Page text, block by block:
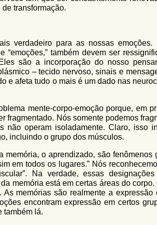
transformação.
verdadeiro para as nossas emoções.
também devem ser
são a incorporação do nosso
– tecido nervoso, sinais e
e afeta tudo o mais é um dado nas
mente-corpo-emoção porque, em
fragmentado. Nós somente podemos
não operam isoladamente. Claro, isso
incluindo o grupo dos músculos.
memória, o aprendizado, são fenômenos
em todos os lugares.” Nós
Na verdade, essas
memória está em certas áreas do corpo.
memórias são realmente a expressão
encontram expressão em certos
também lá.